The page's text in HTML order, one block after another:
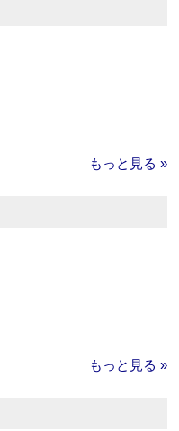
もっと見る »
もっと見る »